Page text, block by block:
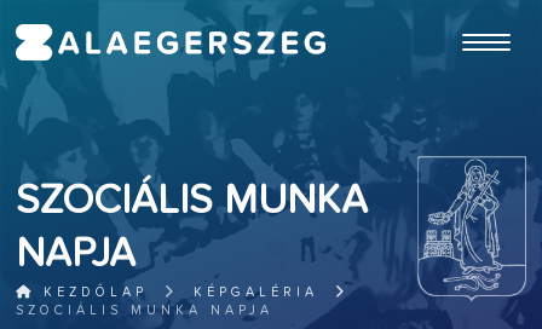
SZOCIÁLIS MUNKA
NAPJA
KEZDŐLAP
KÉPGALÉRIA
SZOCIÁLIS MUNKA NAPJA